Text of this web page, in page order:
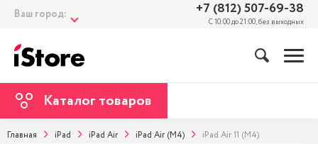
Ваш город: +7 (812) 507-69-38
С 10:00 до 21:00, без выходных
Каталог товаров
Главная iPad iPad Air iPad Air (M4) iPad Air 11 (M4)